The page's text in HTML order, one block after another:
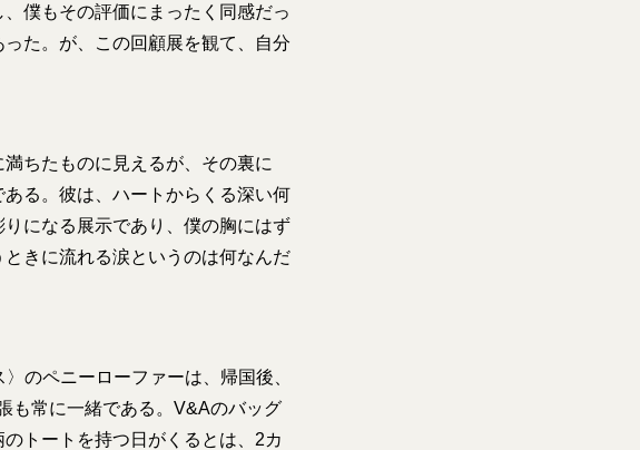
僕もその評価にまったく同感だっ
た。が、この回顧展を観て、自分
ちたものに見えるが、その裏に
る。彼は、ハートからくる深い何
になる展示であり、僕の胸にはず
きに流れる涙というのは何なんだ
のペニーローファーは、帰国後、
も常に一緒である。V&Aのバッグ
トートを持つ日がくるとは、2カ